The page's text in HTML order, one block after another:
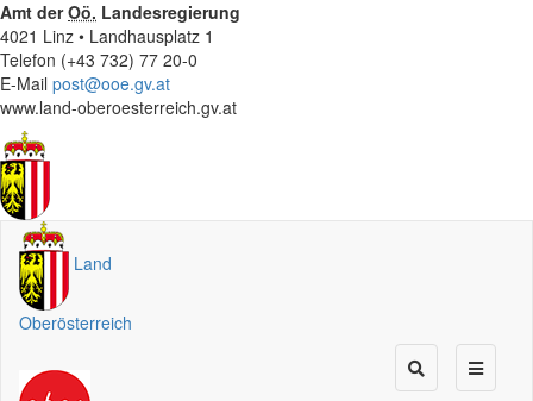
Amt derOö. Landesregierung
4021 Linz • Landhausplatz 1
Telefon (+43 732) 77 20-0
E-Mail post@ooe.gv.at
www.land-oberoesterreich.gv.at
Land
Oberösterreich